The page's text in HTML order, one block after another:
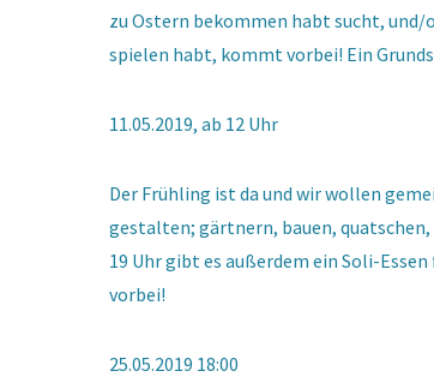
zu Ostern bekommen habt sucht,
spielen habt, kommt vorbei! Ein
11.05.2019, ab 12 Uhr
Der Frühling ist da und wir wollen
gestalten; gärtnern, bauen, quatschen,
19 Uhr gibt es außerdem ein Soli-
vorbei!
25.05.2019 18:00